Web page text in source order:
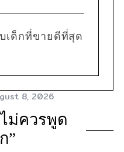
เด็กที่ขายดีที่สุด
8, 2026
ม่ควรพูด
”